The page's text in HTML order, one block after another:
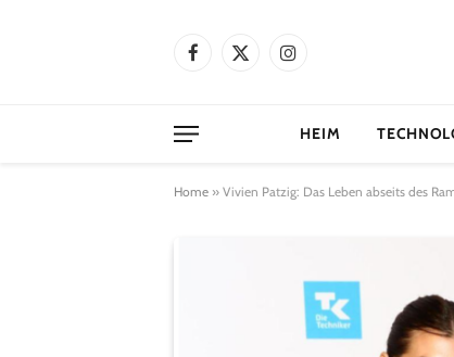
Facebook
X
Instagram
HEIM
Home » Vivien Patzig: Das Leben abseits des